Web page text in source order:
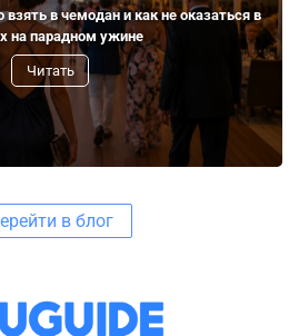
в чемодан и как не оказаться в
на парадном ужине
Читать
в блог